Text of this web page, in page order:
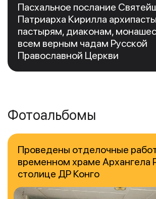
Пасхальное послание
Патриарха Кирилла
пастырям, диаконам,
всем верным чадам Русской
Православной Церкви
Фотоальбомы
Проведены отделочные
временном храме Архангела
столице ДР Конго